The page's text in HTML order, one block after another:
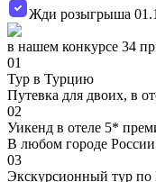
Жди розыгрыша
в нашем конкурсе 34
01
Тур в Турцию
Путевка для двоих, в
02
Уикенд в отеле 5*
В любом городе
03
Экскурсионный тур по